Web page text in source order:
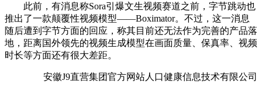
此前，有消息称Sora引爆文生视频赛道之前，字节跳动也
推出了一款颠覆性视频模型——Boximator。不过，这一消息
随后遭到字节方面的回应，称其目前还无法作为完善的产品落
地，距离国外领先的视频生成模型在画面质量、保真率、视频
时长等方面还有很大差距。
安徽J9直营集团官方网站人口健康信息技术有限公司